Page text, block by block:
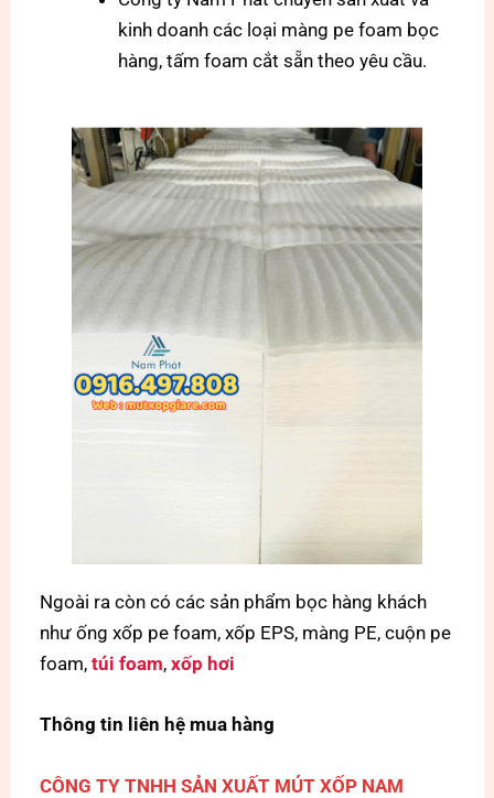
kinh doanh các loại màng pe foam bọc
hàng, tấm foam cắt sẵn theo yêu cầu.
Ngoài ra còn có các sản phẩm bọc hàng khách
như ống xốp pe foam, xốp EPS, màng PE, cuộn pe
foam,túi foam,xốp hơi
Thông tin liên hệ mua hàng
CÔNG TY TNHH SẢN XUẤT MÚT XỐP NAM